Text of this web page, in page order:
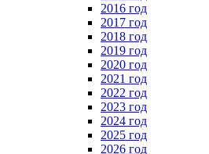
2016 год
2017 год
2018 год
2019 год
2020 год
2021 год
2022 год
2023 год
2024 год
2025 год
2026 год